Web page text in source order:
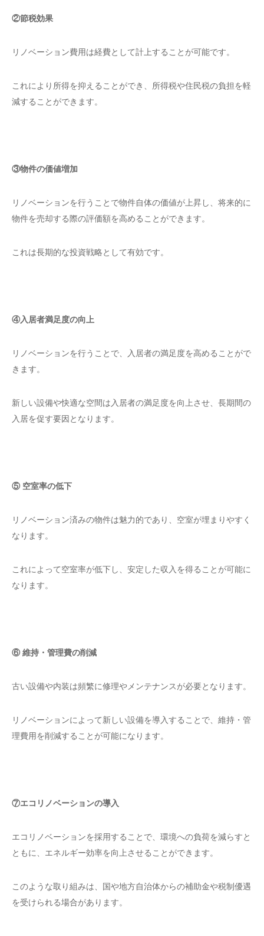
②節税効果
リノベーション費用は経費として計上することが可能です。
これにより所得を抑えることができ、所得税や住民税の負担を軽
減することができます。
③物件の価値増加
リノベーションを行うことで物件自体の価値が上昇し、将来的に
物件を売却する際の評価額を高めることができます。
これは長期的な投資戦略として有効です。
④入居者満足度の向上
リノベーションを行うことで、入居者の満足度を高めることがで
きます。
新しい設備や快適な空間は入居者の満足度を向上させ、長期間の
入居を促す要因となります。
⑤ 空室率の低下
リノベーション済みの物件は魅力的であり、空室が埋まりやすく
なります。
これによって空室率が低下し、安定した収入を得ることが可能に
なります。
⑥ 維持・管理費の削減
古い設備や内装は頻繁に修理やメンテナンスが必要となります。
リノベーションによって新しい設備を導入することで、維持・管
理費用を削減することが可能になります。
⑦エコリノベーションの導入
エコリノベーションを採用することで、環境への負荷を減らすと
ともに、エネルギー効率を向上させることができます。
このような取り組みは、国や地方自治体からの補助金や税制優遇
を受けられる場合があります。